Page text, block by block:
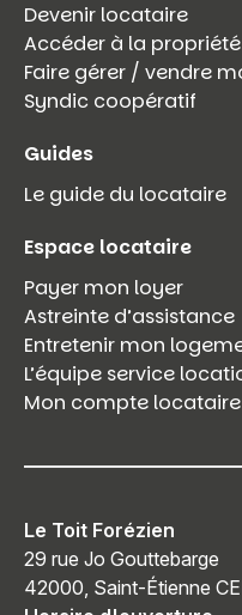
Devenir locataire
Accéder à la propriété
Faire gérer / vendre
Syndic coopératif
Guides
Le guide du locataire
Espace locataire
Payer mon loyer
Astreinte d’assistance
Entretenir mon
L’équipe service
Mon compte locataire
Le Toit Forézien
29 rue Jo Gouttebarge
42000, Saint-Étienne